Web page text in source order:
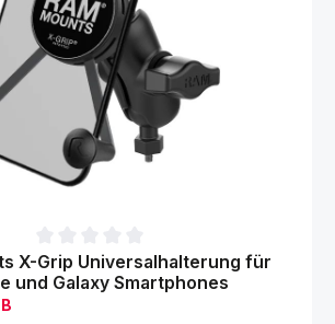
Bewertung von 0 von 5 Sternen
X-Grip Universalhalterung für
und Galaxy Smartphones
B